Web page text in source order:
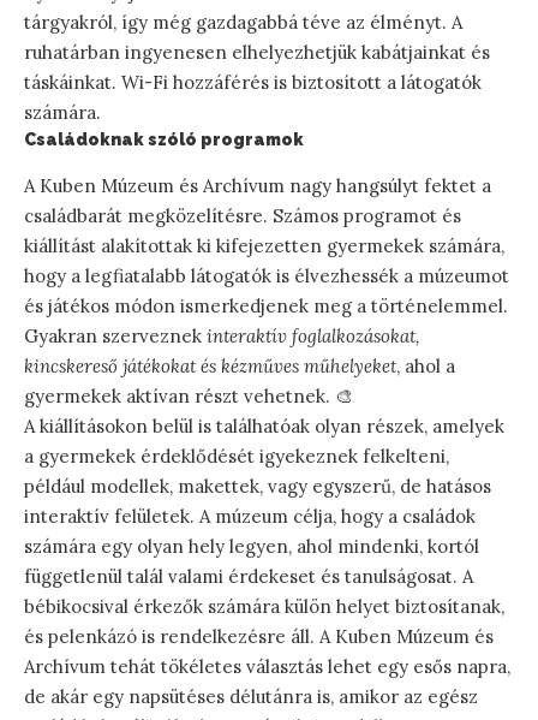
tárgyakról, így még gazdagabbá téve az élményt. A
ruhatárban ingyenesen elhelyezhetjük kabátjainkat és
táskáinkat. Wi-Fi hozzáférés is biztosított a látogatók
számára.
Családoknak szóló programok
A Kuben Múzeum és Archívum nagy hangsúlyt fektet a
családbarát megközelítésre. Számos programot és
kiállítást alakítottak ki kifejezetten gyermekek számára,
hogy a legfiatalabb látogatók is élvezhessék a múzeumot
és játékos módon ismerkedjenek meg a történelemmel.
Gyakran szerveznek interaktív foglalkozásokat,
kincskereső játékokat és kézműves műhelyeket, ahol a
gyermekek aktívan részt vehetnek. 🎨
A kiállításokon belül is találhatóak olyan részek, amelyek
a gyermekek érdeklődését igyekeznek felkelteni,
például modellek, makettek, vagy egyszerű, de hatásos
interaktív felületek. A múzeum célja, hogy a családok
számára egy olyan hely legyen, ahol mindenki, kortól
függetlenül talál valami érdekeset és tanulságosat. A
bébikocsival érkezők számára külön helyet biztosítanak,
és pelenkázó is rendelkezésre áll. A Kuben Múzeum és
Archívum tehát tökéletes választás lehet egy esős napra,
de akár egy napsütéses délutánra is, amikor az egész